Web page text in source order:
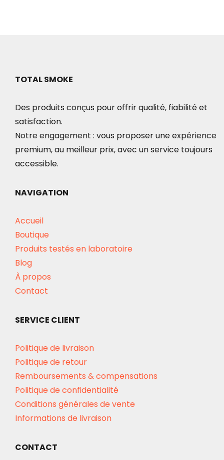
TOTAL SMOKE
Des produits conçus pour offrir qualité, fiabilité et
satisfaction.
Notre engagement : vous proposer une expérience
premium, au meilleur prix, avec un service toujours
accessible.
NAVIGATION
Accueil
Boutique
Produits testés en laboratoire
Blog
À propos
Contact
SERVICE CLIENT
Politique de livraison
Politique de retour
Remboursements & compensations
Politique de confidentialité
Conditions générales de vente
Informations de livraison
CONTACT